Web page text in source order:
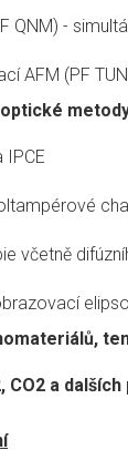
QNM) -
AFM (PF
IPCE
včetně
CO2 a